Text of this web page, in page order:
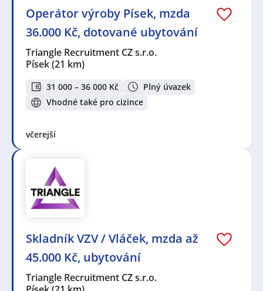
Operátor výroby Písek, mzda
36.000 Kč, dotované ubytování
Triangle Recruitment CZ s.r.o.
Písek(21 km)
31 000 – 36 000 Kč
Plný úvazek
Vhodné také pro cizince
včerejší
Skladník VZV / Vláček, mzda až
45.000 Kč, ubytování
Triangle Recruitment CZ s.r.o.